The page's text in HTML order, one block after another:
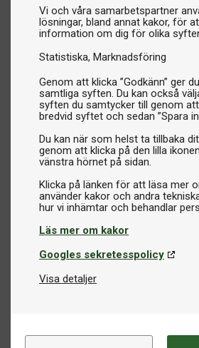
Vi och våra samarbetspartner
lösningar, bland annat kakor, för
information om dig för olika
Statistiska Marknadsföring
Genom att klicka ”Godkänn” ger
samtliga syften. Du kan också
syften du samtycker till genom
bredvid syftet och sedan ”Spara
Du kan när som helst ta tillbaka
genom att klicka på den lilla
vänstra hörnet på sidan.
Klicka på länken för att läsa mer
använder kakor och andra
Läs mer om kakor
Googles sekretesspolicy
Visa detaljer